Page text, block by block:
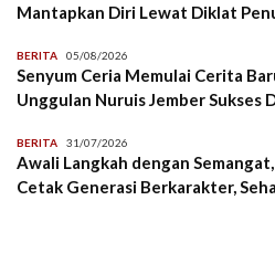
Mantapkan Diri Lewat Diklat
BERITA 05/08/2026
Senyum Ceria Memulai Cerita
Unggulan Nuruis Jember Sukses
BERITA 31/07/2026
Awali Langkah dengan
Cetak Generasi Berkarakter,